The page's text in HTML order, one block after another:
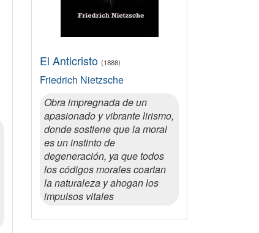
El Anticristo (1888)
Friedrich Nietzsche
Obra impregnada de un
apasionado y vibrante lirismo,
donde sostiene que la moral
es un instinto de
degeneración, ya que todos
los códigos morales coartan
la naturaleza y ahogan los
impulsos vitales